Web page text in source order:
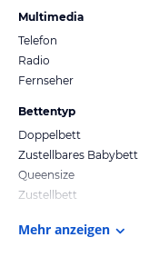
Multimedia
Telefon
Radio
Fernseher
Bettentyp
Doppelbett
Zustellbares Babybett
Queensize
Zustellbett
Mehr anzeigen